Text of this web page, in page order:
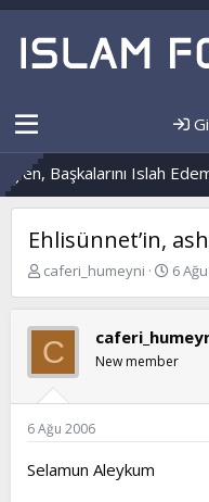
Islah Edemez...
Ehlisünnet’in,
K
b
u
y
u
b
a
l
caferi_humeyni
B
a
n
ı
6
C New member
6 Ağu 2006
Selamun Aleykum